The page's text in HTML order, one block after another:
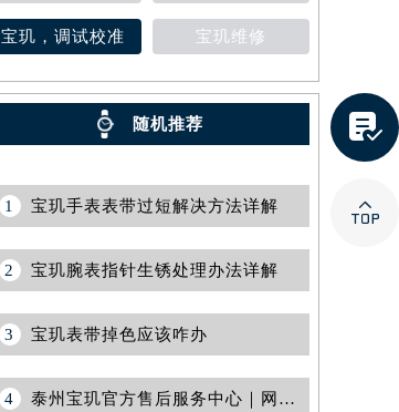
宝玑，调试校准 宝玑维修
随机推荐
1 宝玑手表表带过短解决方法详解
2 宝玑腕表指针生锈处理办法详解
3 宝玑表带掉色应该咋办
4 泰州宝玑官方售后服务中心｜网点地址及官方热线权威信息公告（2026年7月最新）

